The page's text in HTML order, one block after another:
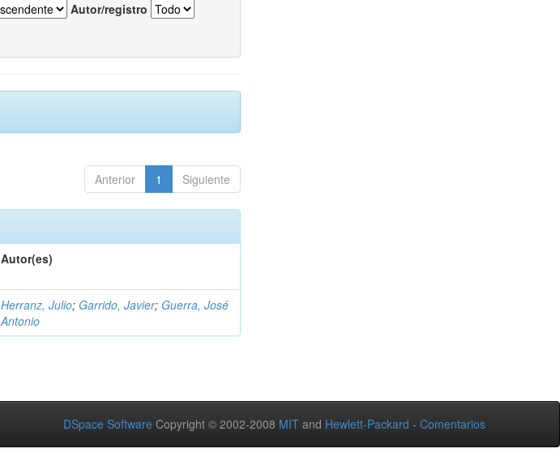
Autor/registro
Anterior 1 Siguiente
Autor(es)
Herranz, Julio; Garrido, Javier; Guerra, José
Antonio
DSpace Software Copyright © 2002-2008 MIT and Hewlett-Packard - Comentarios